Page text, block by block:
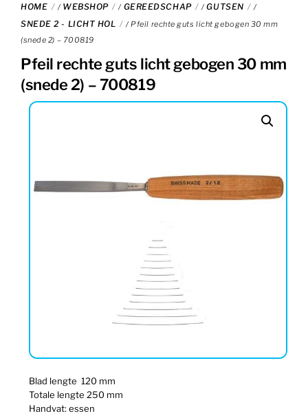
HOME / WEBSHOP / GEREEDSCHAP /GUTSEN /
SNEDE 2 - LICHT HOL
/ Pfeil rechte guts licht gebogen 30 mm
(snede 2) – 700819
Pfeil rechte guts licht gebogen 30 mm
(snede 2) – 700819
Blad lengte 120 mm
Totale lengte 250 mm
Handvat: essen